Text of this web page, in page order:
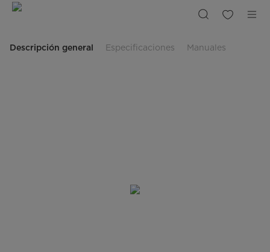
Evaporadoras
Cassette
Descripción general Especificaciones Manuales